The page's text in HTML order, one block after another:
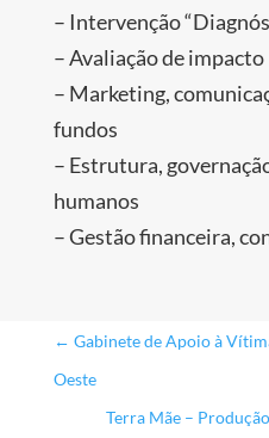
– Intervenção
– Avaliação de impacto
– Marketing,
fundos
– Estrutura,
humanos
– Gestão financeira,
← Gabinete de Apoio à
Oeste
Terra Mãe –